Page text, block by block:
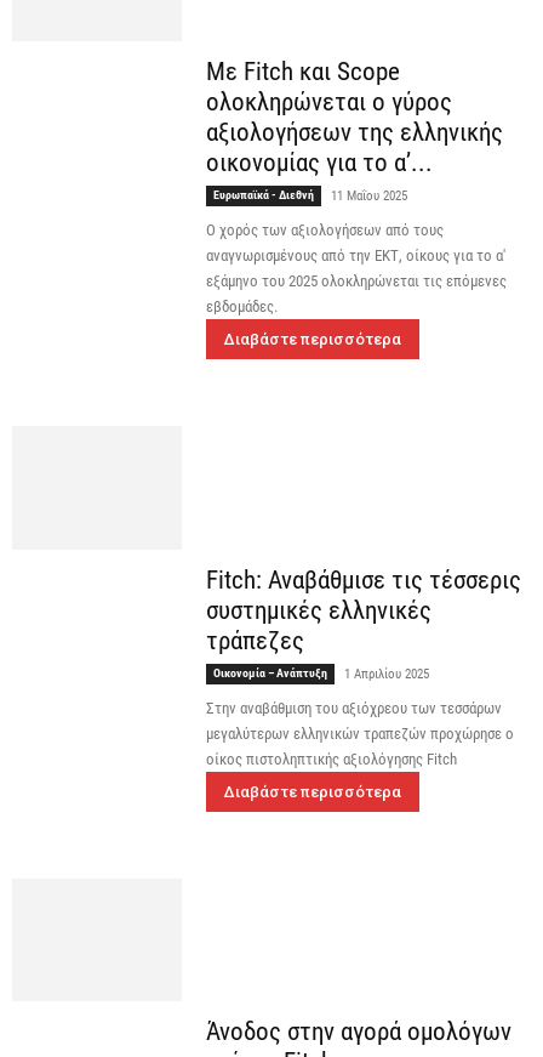
Με Fitch και Scope
ολοκληρώνεται ο γύρος
αξιολογήσεων της ελληνικής
οικονομίας για το α’...
Ευρωπαϊκά - Διεθνή 11 Μαΐου 2025
Ο χορός των αξιολογήσεων από τους
αναγνωρισμένους από την ΕΚΤ, οίκους για το α'
εξάμηνο του 2025 ολοκληρώνεται τις επόμενες
εβδομάδες.
Διαβάστε περισσότερα
Fitch: Αναβάθμισε τις τέσσερις
συστημικές ελληνικές
τράπεζες
Οικονομία – Ανάπτυξη 1 Απριλίου 2025
Στην αναβάθμιση του αξιόχρεου των τεσσάρων
μεγαλύτερων ελληνικών τραπεζών προχώρησε ο
οίκος πιστοληπτικής αξιολόγησης Fitch
Διαβάστε περισσότερα
Άνοδος στην αγορά ομολόγων